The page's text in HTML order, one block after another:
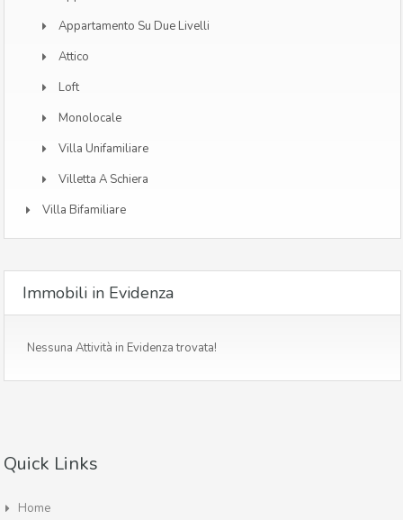
Appartamento Su Due Livelli
Attico
Loft
Monolocale
Villa Unifamiliare
Villetta A Schiera
Villa Bifamiliare
Immobili in Evidenza
Nessuna Attività in Evidenza trovata!
Quick Links
Home